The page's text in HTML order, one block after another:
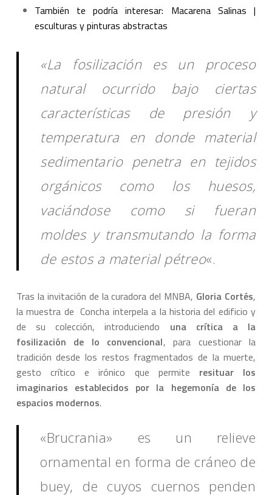
También te podría interesar: Macarena Salinas |
esculturas y pinturas abstractas
«La fosilización es un proceso
natural ocurrido bajo ciertas
características de presión y
temperatura en donde material
sedimentario penetra en tejidos
orgánicos como los huesos,
vaciándose como si fueran
moldes y transmutando la forma
de estos a material pétreo«.
Tras la invitación de la curadora del MNBA, Gloria Cortés,
la muestra de Concha interpela a la historia del edificio y
de su colección, introduciendo una crítica a la
fosilización de lo convencional, para cuestionar la
tradición desde los restos fragmentados de la muerte,
gesto crítico e irónico que permite resituar los
imaginarios establecidos por la hegemonía de los
espacios modernos.
«Brucrania» es un relieve
ornamental en forma de cráneo de
buey, de cuyos cuernos penden